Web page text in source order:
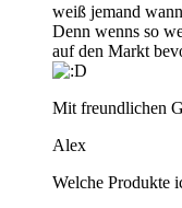
weiß jemand
Denn wenns so
auf den Markt
Mit freundlichen
Alex
Welche Produkte